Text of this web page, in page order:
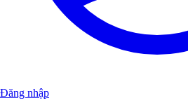
Đăng nhập